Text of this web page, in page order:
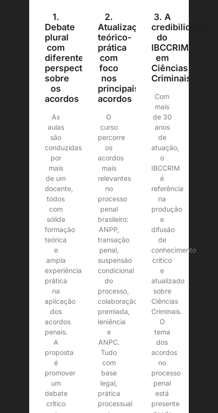
1.
Debate
plural
com
diferentes
perspectivas
sobre
os
acordos
As
aulas
são
conduzidas
por
mais
de um
docente,
todos
com
sólida
formação
teórica
e
ampla
experiência
prática
na
aplicação
dos
acordos
penais.
A
proposta
é
promover
um
debate
crítico
2.
Atualização
teórico-
prática
com
foco
nos
principais
acordos
O
curso
percorre
os
acordos
mais
relevantes
no
processo
penal
brasileiro:
ANPP,
transação
penal,
suspensão
condicional
do
processo,
colaboração
premiada,
leniência
e
ANPC.
Tudo
com
base
legal,
prática
processual
3. A
credibilidade
do
IBCCRIM
em
Ciências
Criminais
Com
mais
de 30
anos
de
atuação,
o
IBCCRIM
é
referência
na
produção
e
difusão
de
conhecimento
crítico
e
atualizado
sobre
Ciências
Criminais.
O
tema
dos
acordos
no
processo
penal
está
presente